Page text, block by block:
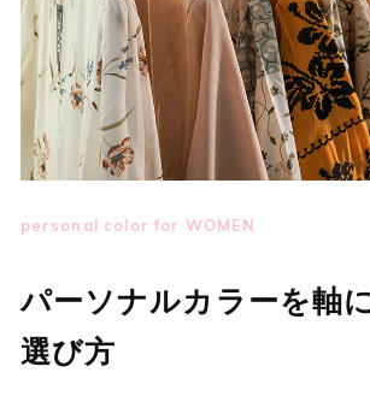
personal color for WOMEN
パーソナルカラーを軸
選び方